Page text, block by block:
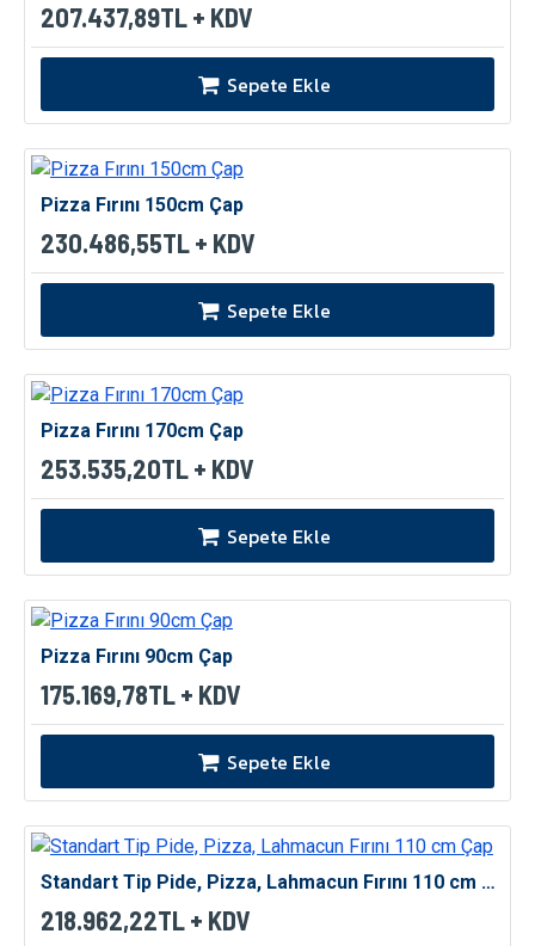
207.437,89TL + KDV
Sepete Ekle
Pizza Fırını 150cm Çap
230.486,55TL + KDV
Sepete Ekle
Pizza Fırını 170cm Çap
253.535,20TL + KDV
Sepete Ekle
Pizza Fırını 90cm Çap
175.169,78TL + KDV
Sepete Ekle
Standart Tip Pide, Pizza, Lahmacun Fırını 110 cm Çap
218.962,22TL + KDV